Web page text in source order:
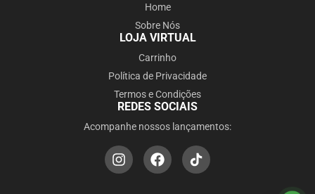
Home
Sobre Nós
LOJA VIRTUAL
Carrinho
Política de Privacidade
Termos e Condições
REDES SOCIAIS
Acompanhe nossos lançamentos: